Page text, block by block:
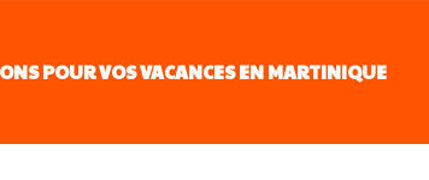
POUR VOS VACANCES EN MARTINIQUE